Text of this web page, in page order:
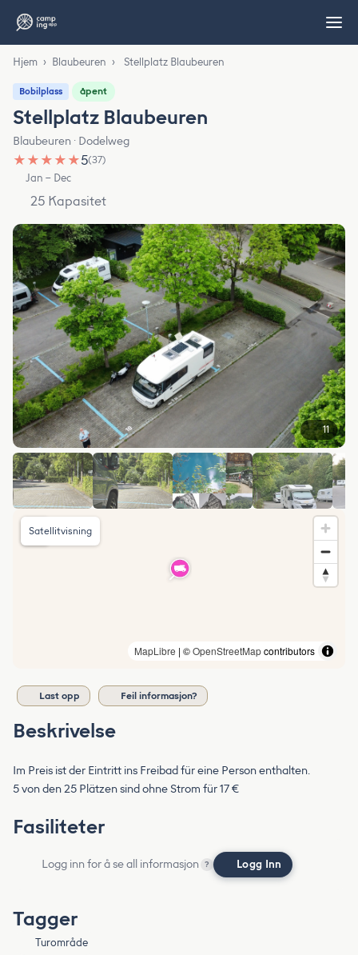
Hjem › Blaubeuren › Stellplatz Blaubeuren
Bobilplass åpent
Stellplatz Blaubeuren
Blaubeuren · Dodelweg
★ ★ ★ ★ ★5(37)
Jan – Dec
25 Kapasitet
11
MapLibre | ©OpenStreetMapcontributors
Satellitvisning
Last opp Feil informasjon?
Beskrivelse
Im Preis ist der Eintritt ins Freibad für eine Person enthalten.
5 von den 25 Plätzen sind ohne Strom für 17 €
Fasiliteter
Logg inn for å se all informasjon ? Logg Inn
Tagger
Turområde